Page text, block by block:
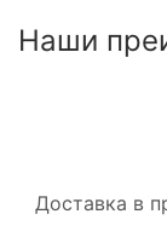
Наши
Доставка в